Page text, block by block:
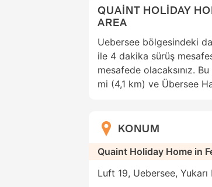
QUAİNT HOLİDAY
AREA
Uebersee bölgesindeki
ile 4 dakika sürüş
mesafede olacaksınız.
mi (4,1 km) ve Übersee
KONUM
Quaint Holiday Home in
Luft 19, Uebersee,